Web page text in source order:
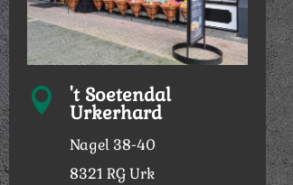
 't Soetendal
Urkerhard
Nagel 38-40
8321 RG Urk